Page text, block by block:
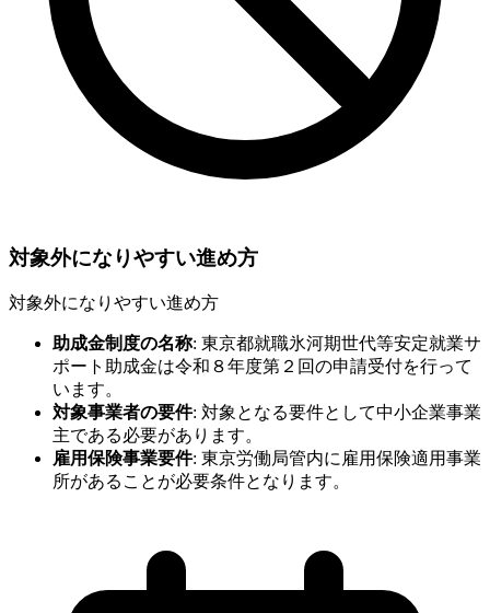
対象外になりやすい進め方
対象外になりやすい進め方
助成金制度の名称: 東京都就職氷河期世代等安定就業サ
ポート助成金は令和８年度第２回の申請受付を行って
います。
対象事業者の要件: 対象となる要件として中小企業事業
主である必要があります。
雇用保険事業要件: 東京労働局管内に雇用保険適用事業
所があることが必要条件となります。